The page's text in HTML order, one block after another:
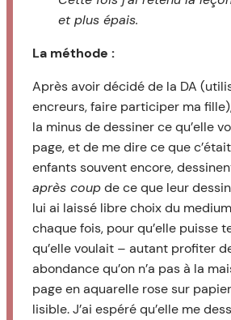
et plus épais.
La méthode :
Après avoir décidé de la DA
encreurs, faire participer ma
la minus de dessiner ce qu’elle
page, et de me dire ce que
enfants souvent encore,
après coupde ce que leur
lui ai laissé libre choix du
chaque fois, pour qu’elle puisse
qu’elle voulait – autant profiter
abondance qu’on n’a pas à la
page en aquarelle rose sur
lisible. J’ai espéré qu’elle me